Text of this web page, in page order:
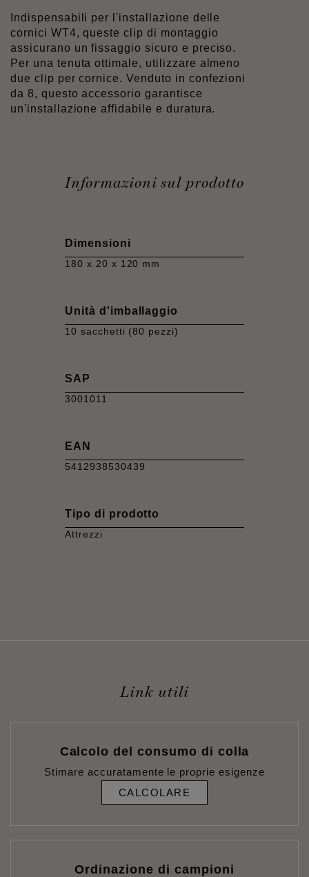
Indispensabili per l'installazione delle
cornici WT4, queste clip di montaggio
assicurano un fissaggio sicuro e preciso.
Per una tenuta ottimale, utilizzare almeno
due clip per cornice. Venduto in confezioni
da 8, questo accessorio garantisce
un'installazione affidabile e duratura.
Informazioni sul prodotto
Dimensioni
180 x 20 x 120 mm
Unità d'imballaggio
10 sacchetti (80 pezzi)
SAP
3001011
EAN
5412938530439
Tipo di prodotto
Attrezzi
Link utili
Calcolo del consumo di colla
Stimare accuratamente le proprie esigenze
CALCOLARE
Ordinazione di campioni